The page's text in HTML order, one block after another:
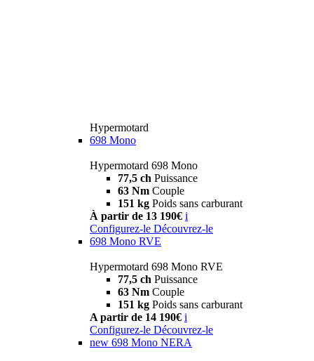
Hypermotard
698 Mono
Hypermotard 698 Mono
77,5 ch Puissance
63 Nm Couple
151 kg Poids sans carburant
À partir de 13 190€ i
Configurez-le Découvrez-le
698 Mono RVE
Hypermotard 698 Mono RVE
77,5 ch Puissance
63 Nm Couple
151 kg Poids sans carburant
A partir de 14 190€ i
Configurez-le Découvrez-le
new 698 Mono NERA